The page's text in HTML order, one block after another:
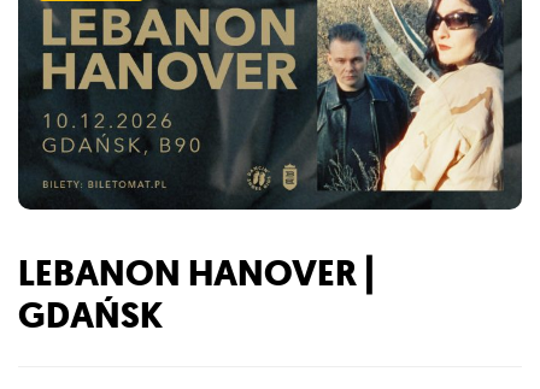
LEBANON HANOVER |
GDAŃSK